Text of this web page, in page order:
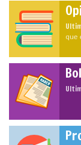
que